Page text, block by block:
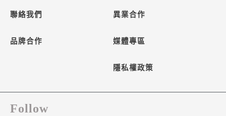
聯絡我們
品牌合作
異業合作
媒體專區
隱私權政策
Follow